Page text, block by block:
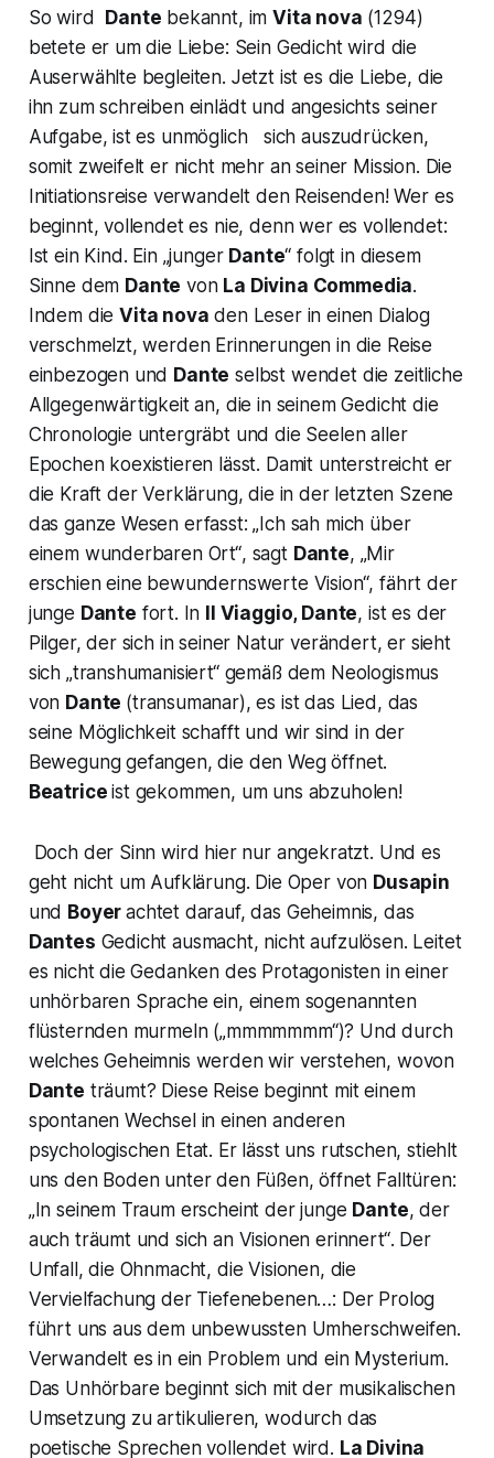
So wird Dante bekannt, imVita nova (1294)
betete er um die Liebe: Sein Gedicht wird die
Auserwählte begleiten. Jetzt ist es die Liebe, die
ihn zum schreiben einlädt und angesichts seiner
Aufgabe, ist es unmöglich sich auszudrücken,
somit zweifelt er nicht mehr an seiner Mission. Die
Initiationsreise verwandelt den Reisenden! Wer es
beginnt, vollendet es nie, denn wer es vollendet:
Ist ein Kind. Ein „junger Dante“ folgt in diesem
Sinne dem Dante von La Divina Commedia.
Indem dieVita nova den Leser in einen Dialog
verschmelzt, werden Erinnerungen in die Reise
einbezogen und Dante selbst wendet die zeitliche
Allgegenwärtigkeit an, die in seinem Gedicht die
Chronologie untergräbt und die Seelen aller
Epochen koexistieren lässt. Damit unterstreicht er
die Kraft der Verklärung, die in der letzten Szene
das ganze Wesen erfasst:„Ich sah mich über
einem wunderbaren Ort“, sagt Dante, „Mir
erschien eine bewundernswerte Vision“, fährt der
junge Dante fort. In Il Viaggio, Dante, ist es der
Pilger, der sich in seiner Natur verändert, er sieht
sich „transhumanisiert“gemäß dem Neologismus
von Dante (transumanar), es ist das Lied, das
seine Möglichkeit schafft und wir sind in der
Bewegung gefangen, die den Weg öffnet.
Beatriceist gekommen, um uns abzuholen!
Doch der Sinn wird hier nur angekratzt. Und es
geht nicht um Aufklärung. Die Oper von Dusapin
und Boyerachtet darauf, das Geheimnis, das
Dantes Gedicht ausmacht, nicht aufzulösen. Leitet
es nicht die Gedanken des Protagonisten in einer
unhörbaren Sprache ein, einem sogenannten
flüsternden murmeln („mmmmmmm“)? Und durch
welches Geheimnis werden wir verstehen, wovon
Dante träumt? Diese Reise beginnt mit einem
spontanen Wechsel in einen anderen
psychologischen Etat. Er lässt uns rutschen, stiehlt
uns den Boden unter den Füßen, öffnet Falltüren:
„In seinem Traum erscheint der junge Dante,der
auch träumt und sich an Visionen erinnert“. Der
Unfall, die Ohnmacht, die Visionen, die
Vervielfachung der Tiefenebenen…: Der Prolog
führt uns aus dem unbewussten Umherschweifen.
Verwandelt es in ein Problem und ein Mysterium.
Das Unhörbare beginnt sich mit der musikalischen
Umsetzung zu artikulieren, wodurch das
poetische Sprechen vollendet wird. La Divina